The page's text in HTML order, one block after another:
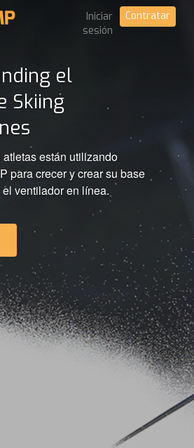
Iniciar
sesión
Contratar
el
Skiing
atletas están utilizando
para crecer y crear su base
ventilador en línea.